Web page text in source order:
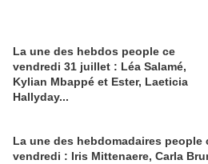
La une des hebdos people ce
vendredi 31 juillet : Léa Salamé,
Kylian Mbappé et Ester, Laeticia
Hallyday...
La une des hebdomadaires people
vendredi : Iris Mittenaere, Carla